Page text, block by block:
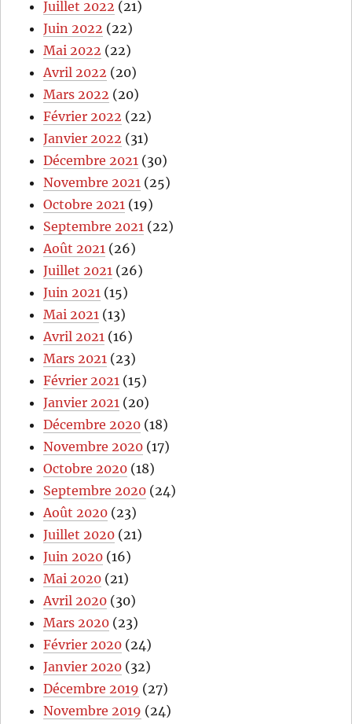
Juillet 2022 (21)
Juin 2022 (22)
Mai 2022 (22)
Avril 2022 (20)
Mars 2022 (20)
Février 2022 (22)
Janvier 2022 (31)
Décembre 2021 (30)
Novembre 2021 (25)
Octobre 2021 (19)
Septembre 2021 (22)
Août 2021 (26)
Juillet 2021 (26)
Juin 2021 (15)
Mai 2021 (13)
Avril 2021 (16)
Mars 2021 (23)
Février 2021 (15)
Janvier 2021 (20)
Décembre 2020 (18)
Novembre 2020 (17)
Octobre 2020 (18)
Septembre 2020 (24)
Août 2020 (23)
Juillet 2020 (21)
Juin 2020 (16)
Mai 2020 (21)
Avril 2020 (30)
Mars 2020 (23)
Février 2020 (24)
Janvier 2020 (32)
Décembre 2019 (27)
Novembre 2019 (24)